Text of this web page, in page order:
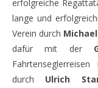
erfolgreiche
lange und
Verein durch
dafür mit der
durch Ulrich